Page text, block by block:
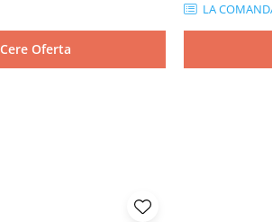
Cere Oferta
LA